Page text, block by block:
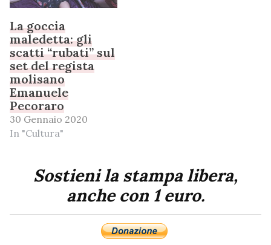
La goccia
maledetta: gli
scatti “rubati” sul
set del regista
molisano
Emanuele
Pecoraro
30 Gennaio 2020
In "Cultura"
Sostieni la stampa libera,
anche con 1 euro.